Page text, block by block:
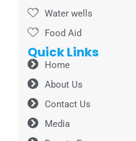
Water wells
Food Aid
Quick Links
Home
About Us
Contact Us
Media